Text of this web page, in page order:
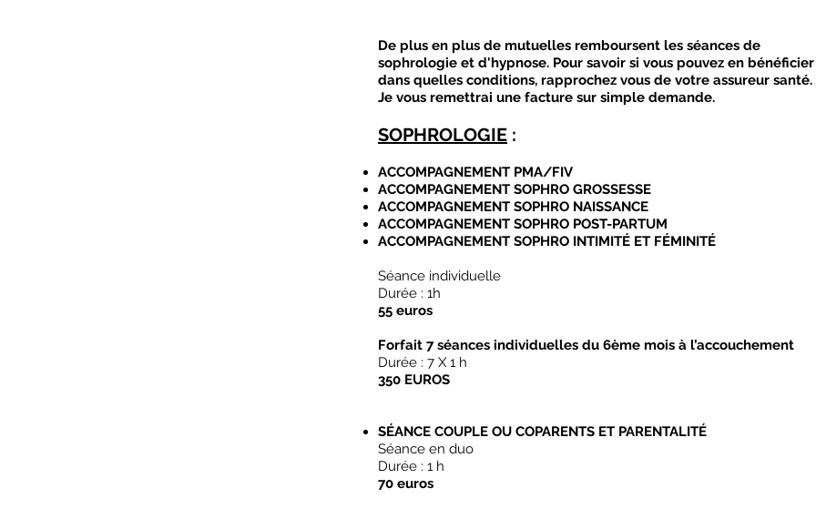
De plus en plus de mutuelles remboursent les séances de
sophrologie et d'hypnose. Pour savoir si vous pouvez en
dans quelles conditions, rapprochez vous de votre assureur santé.
Je vous remettrai une facture sur simple demande.
SOPHROLOGIE :
ACCOMPAGNEMENT PMA/FIV
ACCOMPAGNEMENT SOPHRO GROSSESSE
ACCOMPAGNEMENT SOPHRO NAISSANCE
ACCOMPAGNEMENT SOPHRO POST-PARTUM
ACCOMPAGNEMENT SOPHRO INTIMITÉ ET FÉMINITÉ
Séance individuelle
Durée : 1h
55 euros
Forfait 7 séances individuelles du 6ème mois à l’accouchement
Durée : 7 X 1 h
350 EUROS
SÉANCE COUPLE OU COPARENTS ET PARENTALITÉ
Séance en duo
Durée : 1 h
70 euros